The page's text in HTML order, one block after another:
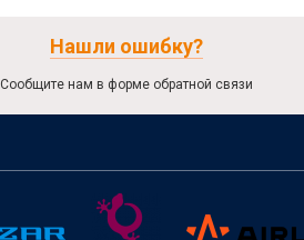
Нашли ошибку?
Сообщите нам в форме обратной связи